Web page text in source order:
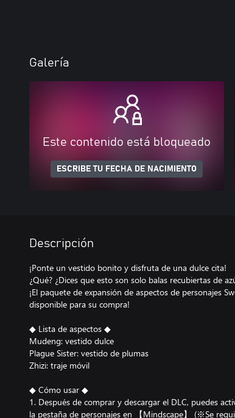
Galería
Este contenido está bloqueado
ESCRIBE TU FECHA DE NACIMIENTO
Descripción
¡Ponte un vestido bonito y disfruta de una dulce cita!
¿Qué? ¿Dices que esto son solo balas recubiertas de
¡El paquete de expansión de aspectos de personajes
disponible para su compra!
◆ Lista de aspectos ◆
Mudeng: vestido dulce
Plague Sister: vestido de plumas
Zhizi: traje móvil
◆ Cómo usar ◆
1. Después de comprar y descargar el DLC, puedes
la pestaña de personajes en 【Mindscape】 (※Se